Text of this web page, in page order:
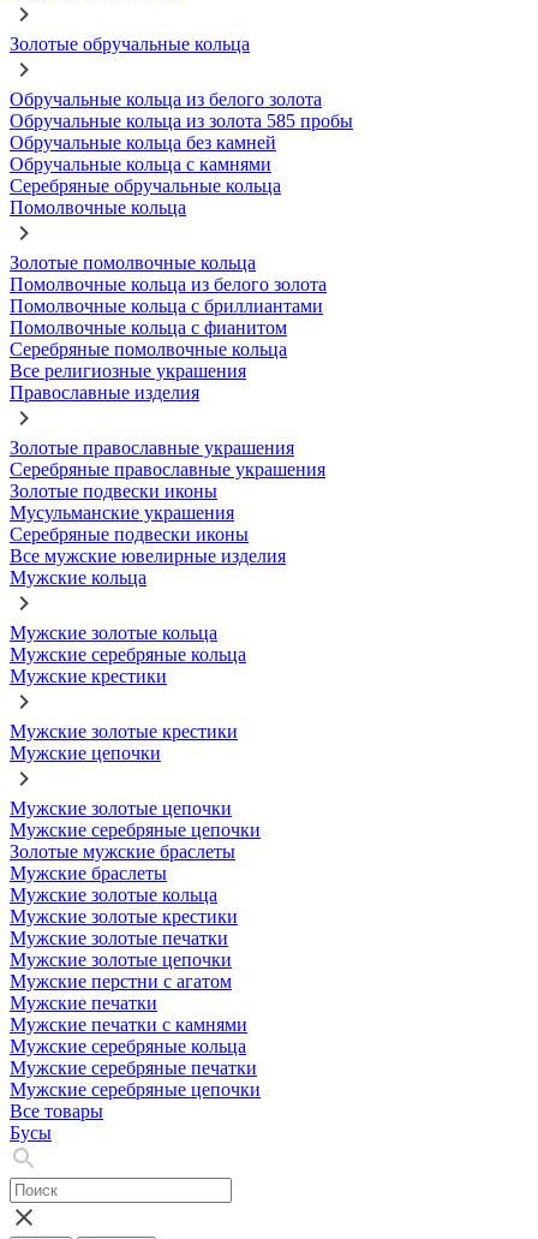
Золотые обручальные кольца
Обручальные кольца из белого золота
Обручальные кольца из золота 585 пробы
Обручальные кольца без камней
Обручальные кольца с камнями
Серебряные обручальные кольца
Помолвочные кольца
Золотые помолвочные кольца
Помолвочные кольца из белого золота
Помолвочные кольца с бриллиантами
Помолвочные кольца с фианитом
Серебряные помолвочные кольца
Все религиозные украшения
Православные изделия
Золотые православные украшения
Серебряные православные украшения
Золотые подвески иконы
Мусульманские украшения
Серебряные подвески иконы
Все мужские ювелирные изделия
Мужские кольца
Мужские золотые кольца
Мужские серебряные кольца
Мужские крестики
Мужские золотые крестики
Мужские цепочки
Мужские золотые цепочки
Мужские серебряные цепочки
Золотые мужские браслеты
Мужские браслеты
Мужские золотые кольца
Мужские золотые крестики
Мужские золотые печатки
Мужские золотые цепочки
Мужские перстни с агатом
Мужские печатки
Мужские печатки с камнями
Мужские серебряные кольца
Мужские серебряные печатки
Мужские серебряные цепочки
Все товары
Бусы